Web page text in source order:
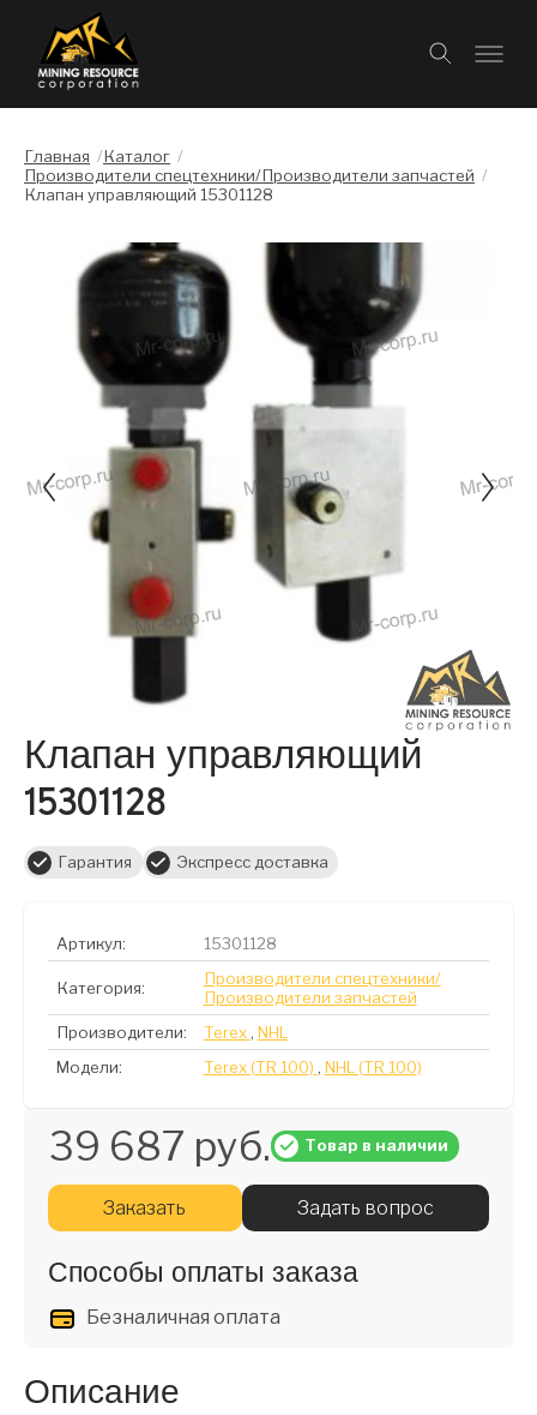
Главная /Каталог /
Производители спецтехники/Производители запчастей /
Клапан управляющий 15301128
Слайдшоу
Клапан управляющий
15301128
Гарантия Экспресс доставка
Артикул: 15301128
Категория:
Производители спецтехники/
Производители запчастей
Производители:
Terex , NHL
Модели:
Terex (TR 100) , NHL (TR 100)
39 687 руб. Товар в наличии
Заказать Задать вопрос
Способы оплаты заказа
Безналичная оплата
Описание